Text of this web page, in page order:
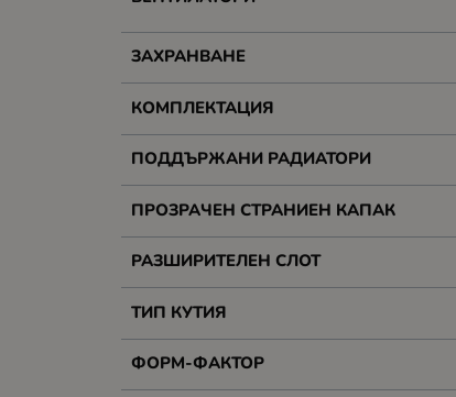
ЗАХРАНВАНЕ
КОМПЛЕКТАЦИЯ
ПОДДЪРЖАНИ РАДИАТОРИ
ПРОЗРАЧЕН СТРАНИЕН КАПАК
РАЗШИРИТЕЛЕН СЛОТ
ТИП КУТИЯ
ФОРМ-ФАКТОР